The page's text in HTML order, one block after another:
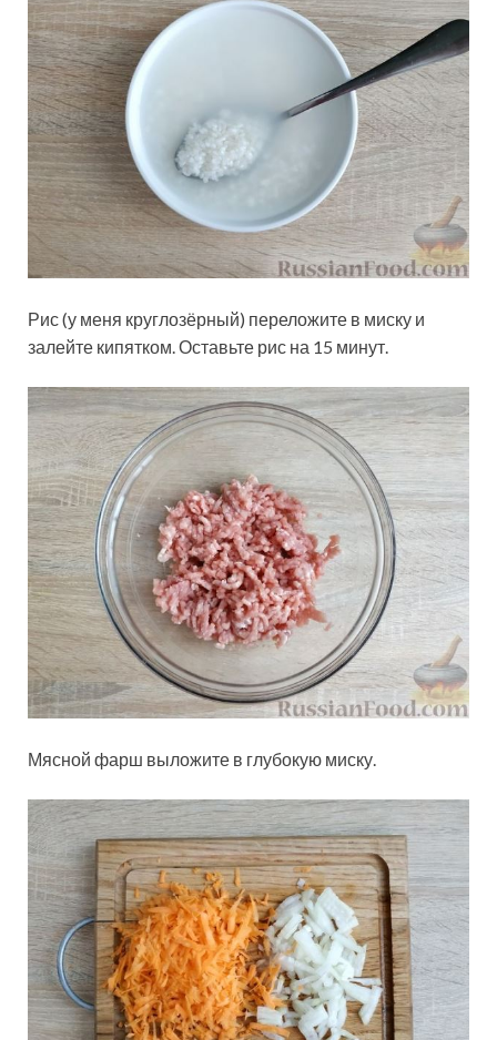
Рис (у меня круглозёрный) переложите в миску и
залейте кипятком. Оставьте рис на 15 минут.
Мясной фарш выложите в глубокую миску.